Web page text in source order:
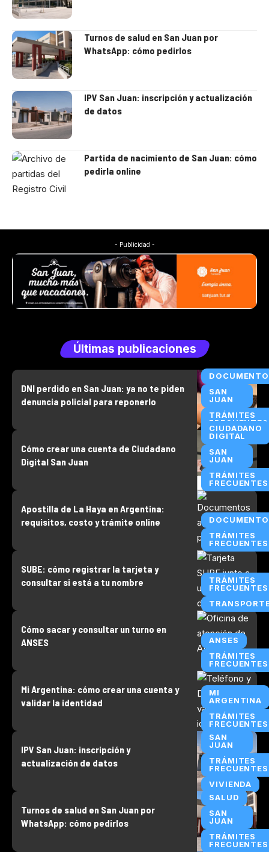
Turnos de salud en San Juan por
WhatsApp: cómo pedirlos
IPV San Juan: inscripción y actualización
de datos
Partida de nacimiento de San Juan: cómo
pedirla online
- Publicidad -
Últimas publicaciones
SAN
JUAN
TRÁMITES
FRECUENTES
DNI perdido en San Juan: ya no te piden
denuncia policial para reponerlo
CIUDADANO
DIGITAL
SAN
JUAN
TRÁMITES
FRECUENTES
Cómo crear una cuenta de Ciudadano
Digital San Juan
TRÁMITES
FRECUENTES
Apostilla de La Haya en Argentina:
requisitos, costo y trámite online
TRÁMITES
FRECUENTES
SUBE: cómo registrar la tarjeta y
consultar si está a tu nombre
ANSES
TRÁMITES
FRECUENTES
Cómo sacar y consultar un turno en
ANSES
MI
ARGENTINA
TRÁMITES
FRECUENTES
Mi Argentina: cómo crear una cuenta y
validar la identidad
SAN
JUAN
TRÁMITES
FRECUENTES
VIVIENDA
IPV San Juan: inscripción y
actualización de datos
SALUD
SAN
JUAN
TRÁMITES
FRECUENTES
Turnos de salud en San Juan por
WhatsApp: cómo pedirlos